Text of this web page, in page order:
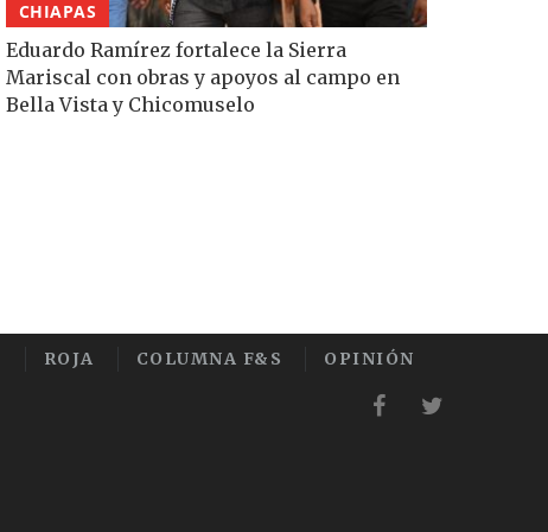
CHIAPAS
Eduardo Ramírez fortalece la Sierra
Mariscal con obras y apoyos al campo en
Bella Vista y Chicomuselo
ROJA COLUMNA F&S OPINIÓN